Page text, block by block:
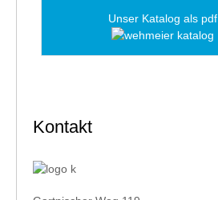
Unser Katalog als pdf
Kontakt